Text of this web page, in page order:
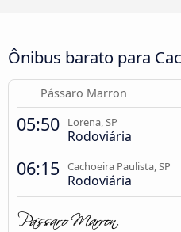
Ônibus barato para
Pássaro Marron
05:50 Lorena, SP
Rodoviária
06:15 Cachoeira Paulista, SP
Rodoviária